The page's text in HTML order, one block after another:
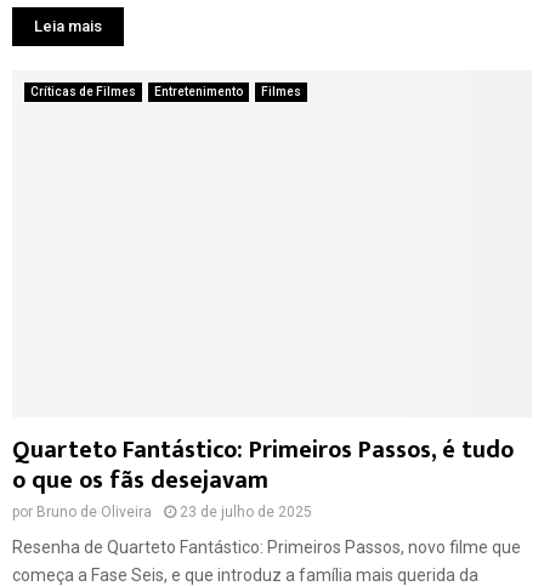
Leia mais
Críticas de Filmes Entretenimento Filmes
Quarteto Fantástico: Primeiros Passos, é tudo
o que os fãs desejavam
por Bruno de Oliveira 23 de julho de 2025
Resenha de Quarteto Fantástico: Primeiros Passos, novo filme que
começa a Fase Seis, e que introduz a família mais querida da